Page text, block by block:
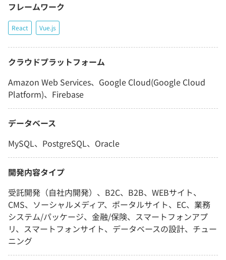
フレームワーク
React Vue.js
クラウドプラットフォーム
Amazon Web Services、Google Cloud(Google Cloud
Platform)、Firebase
データベース
MySQL、PostgreSQL、Oracle
開発内容タイプ
受託開発（自社内開発）、B2C、B2B、WEBサイト、
CMS、ソーシャルメディア、ポータルサイト、EC、業務
システム/パッケージ、金融/保険、スマートフォンアプ
リ、スマートフォンサイト、データベースの設計、チュー
ニング